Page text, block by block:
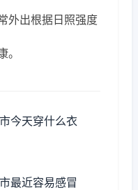
外出根据日照强度
今天穿什么衣
最近容易感冒